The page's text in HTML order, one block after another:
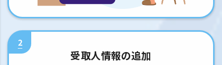
2
受取人情報の追加